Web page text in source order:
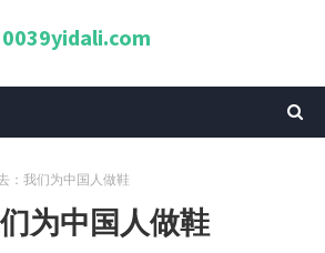
0039yidali.com
：我们为中国人做鞋
为中国人做鞋